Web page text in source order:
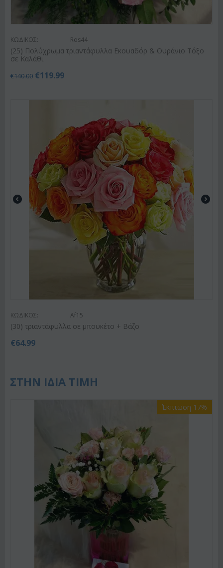
ΚΩΔΙΚΟΣ: Ros44
(25) Πολύχρωμα τριαντάφυλλα Εκουαδόρ & Ουράνιο Τόξο
σε Καλάθι
€140.00 €119.99
ΚΩΔΙΚΟΣ: Af15
(30) τριαντάφυλλα σε μπουκέτο + Βάζο
€64.99
ΣΤΗΝ ΙΔΙΑ ΤΙΜΗ
Έκπτωση 17%